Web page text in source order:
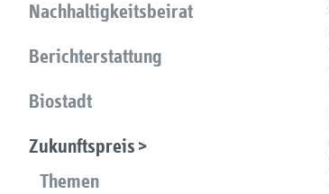
Nachhaltigkeitsbeirat
Berichterstattung
Biostadt
Zukunftspreis
Themen